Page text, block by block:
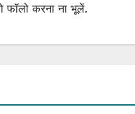
करना ना भूलें.